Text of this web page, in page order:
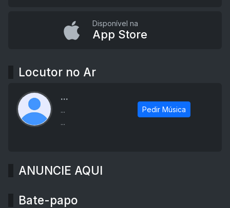
Disponível na
App Store
Locutor no Ar
...
...
...
Pedir Música
ANUNCIE AQUI
Bate-papo